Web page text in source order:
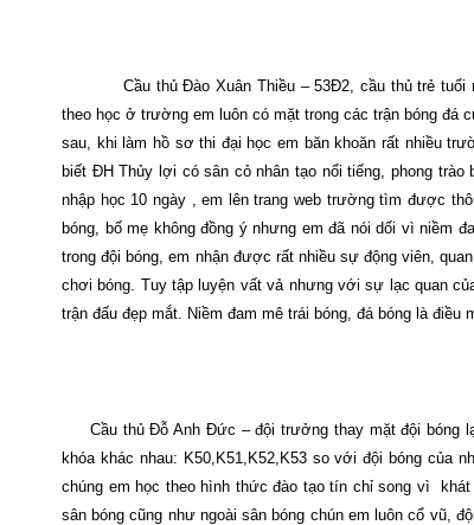
Cầu thủ Đào Xuân Thiều – 53Đ2, cầu thủ trẻ
theo học ở trường em luôn có mặt trong các trận bóng đá
sau, khi làm hồ sơ thi đại học em băn khoăn rất nhiều
biết ĐH Thủy lợi có sân cỏ nhân tạo nổi tiếng, phong
nhập học 10 ngày , em lên trang web trường tìm được
bóng, bố mẹ không đồng ý nhưng em đã nói dối vì niềm
trong đội bóng, em nhận được rất nhiều sự động viên,
chơi bóng. Tuy tập luyện vất vả nhưng với sự lạc quan
trận đấu đẹp mắt. Niềm đam mê trái bóng, đá bóng là
Cầu thủ Đỗ Anh Đức – đội trưởng thay mặt đội bóng
khóa khác nhau: K50,K51,K52,K53 so với đội bóng của
chúng em học theo hình thức đào tạo tín chỉ song vì
sân bóng cũng như ngoài sân bóng chún em luôn cổ vũ,